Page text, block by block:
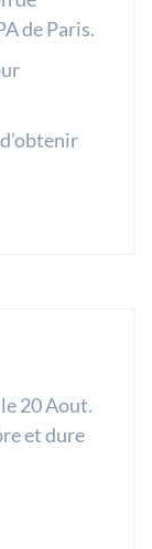
de Paris.
20 Aout.
et dure